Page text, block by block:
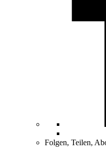
Folgen, Teilen,